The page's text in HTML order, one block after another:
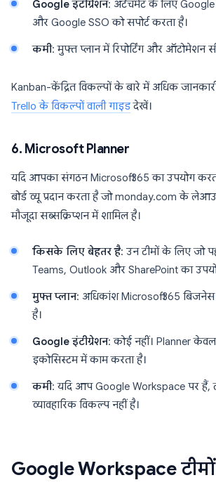
Google इंटीग्रेशन: अटैचमेंट के लिए
और Google SSO को सपोर्ट करता है।
कमी: मुफ्त प्लान में रिपोर्टिंग और ऑटोमेशन
Kanban-केंद्रित विकल्पों के बारे में अधिक
Trello के विकल्पों वाली गाइडदेखें।
6. Microsoft Planner
यदि आपका संगठन Microsoft 365 का उपयोग
बोर्ड व्यू प्रदान करता है जो monday.com के
मौजूदा सब्सक्रिप्शन में शामिल है।
किसके लिए बेहतर है: उन टीमों के लिए जो
Teams, Outlook और SharePoint का
मुफ्त प्लान: अधिकांश Microsoft 365
है।
Google इंटीग्रेशन: कोई नहीं। Planner केवल
इकोसिस्टम में काम करता है।
कमी: यदि आप Google Workspace पर हैं,
व्यावहारिक विकल्प नहीं है।
Google Workspace